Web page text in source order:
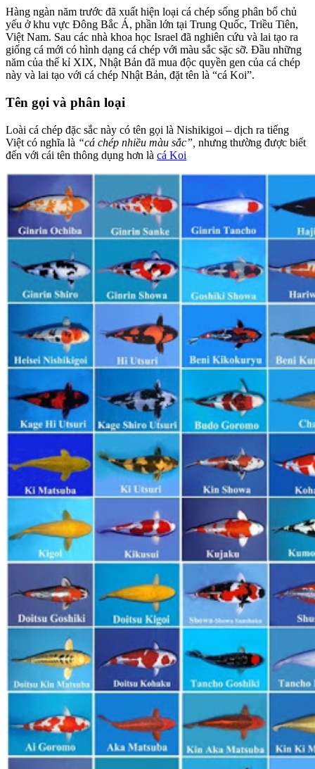
Hàng ngàn năm trước đã xuất hiện loại cá chép sống phân bổ chủ
yếu ở khu vực Đông Bắc Á, phần lớn tại Trung Quốc, Triều Tiên,
Việt Nam. Sau các nhà khoa học Israel đã nghiên cứu và lai tạo ra
giống cá mới có hình dạng cá chép với màu sắc sặc sỡ. Đầu những
năm của thế kỉ XIX, Nhật Bản đã mua độc quyền gen của cá chép
này và lai tạo với cá chép Nhật Bản, đặt tên là “cá Koi”.
Tên gọi và phân loại
Loài cá chép đặc sắc này có tên gọi là Nishikigoi – dịch ra tiếng
Việt có nghĩa là “cá chép nhiều màu sắc”, nhưng thường được biết
đến với cái tên thông dụng hơn là cá Koi